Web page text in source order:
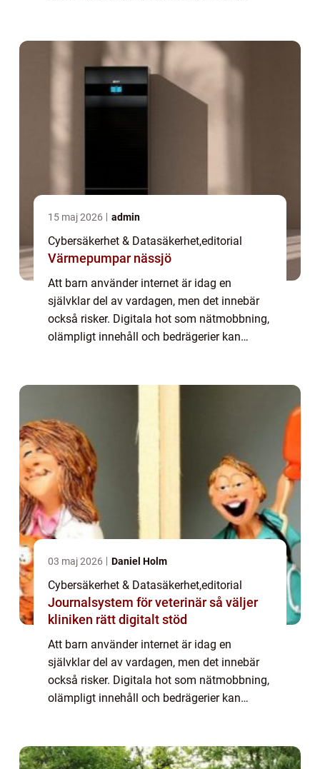
15 maj 2026 admin
Cybersäkerhet & Datasäkerhet,editorial
Värmepumpar nässjö
Att barn använder internet är idag en
självklar del av vardagen, men det innebär
också risker. Digitala hot som nätmobbning,
olämpligt innehåll och bedrägerier kan
03 maj 2026 Daniel Holm
Cybersäkerhet & Datasäkerhet,editorial
Journalsystem för veterinär så väljer
kliniken rätt digitalt stöd
Att barn använder internet är idag en
självklar del av vardagen, men det innebär
också risker. Digitala hot som nätmobbning,
olämpligt innehåll och bedrägerier kan